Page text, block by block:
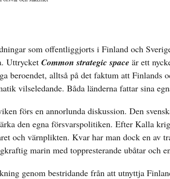
som offentliggjorts i Finland och
Uttrycket Common strategic space är ett
beroendet, alltså på det faktum att Finlands
vilseledande. Båda länderna fattar sina
förs en annorlunda diskussion. Den
den egna försvarspolitiken. Efter Kalla
och värnplikten. Kvar har man dock en av
marin med toppresterande ubåtar och
genom bestridande från att utnyttja